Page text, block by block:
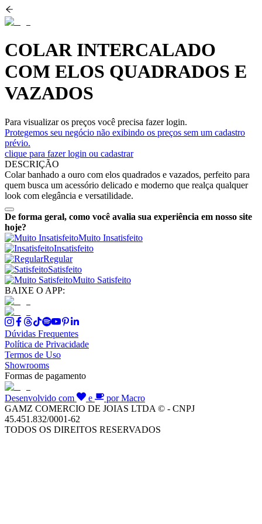
COLAR INTERCALADO
COM ELOS QUADRADOS E
VAZADOS
Para visualizar os preços você precisa fazer login.
Protegemos seu negócio não exibindo os preços sem um cadastro
prévio.
clique para fazer login ou cadastrar
DESCRIÇÃO
Colar banhado a ouro com elos quadrados e vazados, perfeito para
quem busca um acessório delicado e moderno que realça qualquer
look com elegância e versatilidade.
De forma geral, como você avalia sua experiência em nosso site
hoje?
Muito Insatisfeito
Insatisfeito
Regular
Satisfeito
Muito Satisfeito
BAIXE O APP:
Dúvidas Frequentes
Política de Privacidade
Termos de Uso
Showrooms
Formas de pagamento
Desenvolvido com e
por Macro
GAMZ COMERCIO DE JOIAS LTDA © - CNPJ
45.451.832/0001-62
TODOS OS DIREITOS RESERVADOS